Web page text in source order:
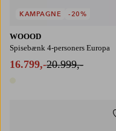
WOOOD
Spisebænk 4-personers Europa
16.799,-20.999,-
KAMPAGNE -20%